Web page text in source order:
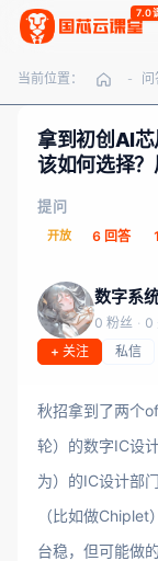
7.0
当前位置： - 问
拿到初创AI
该如何选择？
提问
开放 6 回答
数字系
0 粉丝 · 0
+ 关注
私信
秋招拿到了两个
轮）的数字IC设
为）的IC设计部
（比如做
台稳，但可能做